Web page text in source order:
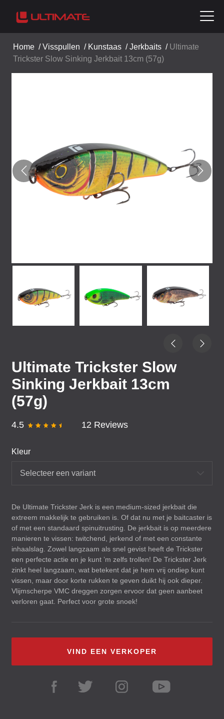
Home /Visspullen / Kunstaas /Jerkbaits / Ultimate
Trickster Slow Sinking Jerkbait 13cm (57g)
Ultimate Trickster Slow
Sinking Jerkbait 13cm
(57g)
4.5 12 Reviews
Kleur
Selecteer een variant
De Ultimate Trickster Jerk is een medium-sized jerkbait die
extreem makkelijk te gebruiken is. Of dat nu met je baitcaster is
of met een standaard spinuitrusting. De jerkbait is op meerdere
manieren te vissen: twitchend, jerkend of met een constante
inhaalslag. Zowel langzaam als snel gevist heeft de Trickster
een perfecte actie en je kunt ’m zelfs trollen! De Trickster Jerk
zinkt heel langzaam, wat betekent dat je hem vrij ondiep kunt
vissen, maar door korte rukken te geven duikt hij ook dieper.
Vlijmscherpe VMC dreggen zorgen ervoor dat geen aanbeet
verloren gaat. Perfect voor grote snoek!
VIND EEN VERKOPER